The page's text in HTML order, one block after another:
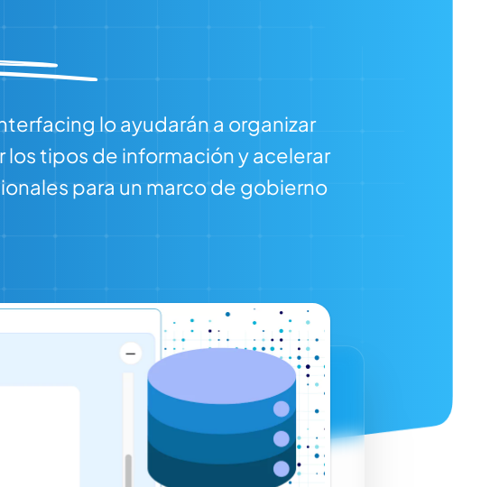
lo ayudarán a organizar
tipos de información y acelerar
para un marco de gobierno